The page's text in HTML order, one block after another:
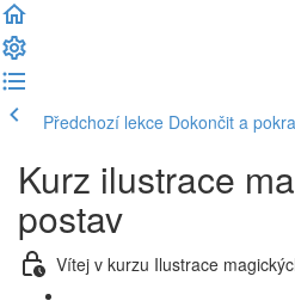
Předchozí lekce Dokončit a
Kurz ilustrace
postav
Vítej v kurzu Ilustrace